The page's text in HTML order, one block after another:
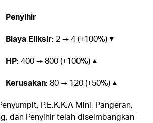
Penyihir
Biaya Eliksir: 2 → 4 (+100%) ▼
HP: 400 → 800 (+100%) ▲
Kerusakan: 80 → 120 (+50%) ▲
P.E.K.K.A Mini, Pangeran,
dan Penyihir telah diseimbangkan